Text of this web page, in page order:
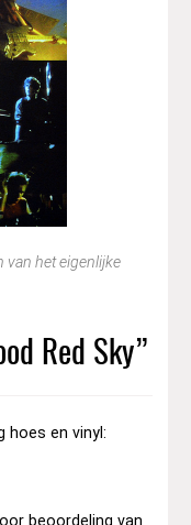
van het eigenlijke
Red Sky”
hoes en vinyl:
beoordeling van